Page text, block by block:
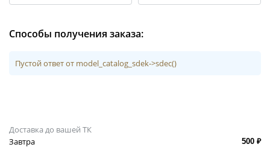
Способы получения заказа:
Пустой ответ от model_catalog_sdek->sdec()
Доставка до вашей ТК
Завтра
500 ₽